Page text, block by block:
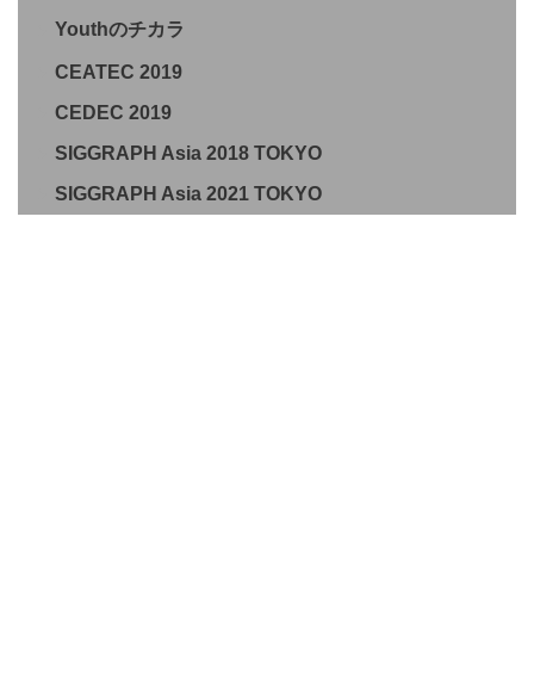
Youthのチカラ
CEATEC 2019
CEDEC 2019
SIGGRAPH Asia 2018 TOKYO
SIGGRAPH Asia 2021 TOKYO